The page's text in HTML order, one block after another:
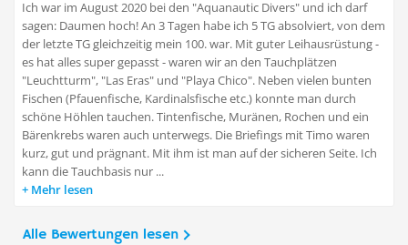
Ich war im August 2020 bei den "Aquanautic Divers" und ich darf
sagen: Daumen hoch! An 3 Tagen habe ich 5 TG absolviert, von dem
der letzte TG gleichzeitig mein 100. war. Mit guter Leihausrüstung -
es hat alles super gepasst - waren wir an den Tauchplätzen
"Leuchtturm", "Las Eras" und "Playa Chico". Neben vielen bunten
Fischen (Pfauenfische, Kardinalsfische etc.) konnte man durch
schöne Höhlen tauchen. Tintenfische, Muränen, Rochen und ein
Bärenkrebs waren auch unterwegs. Die Briefings mit Timo waren
kurz, gut und prägnant. Mit ihm ist man auf der sicheren Seite. Ich
kann die Tauchbasis nur ...
Mehr lesen
Alle Bewertungen lesen